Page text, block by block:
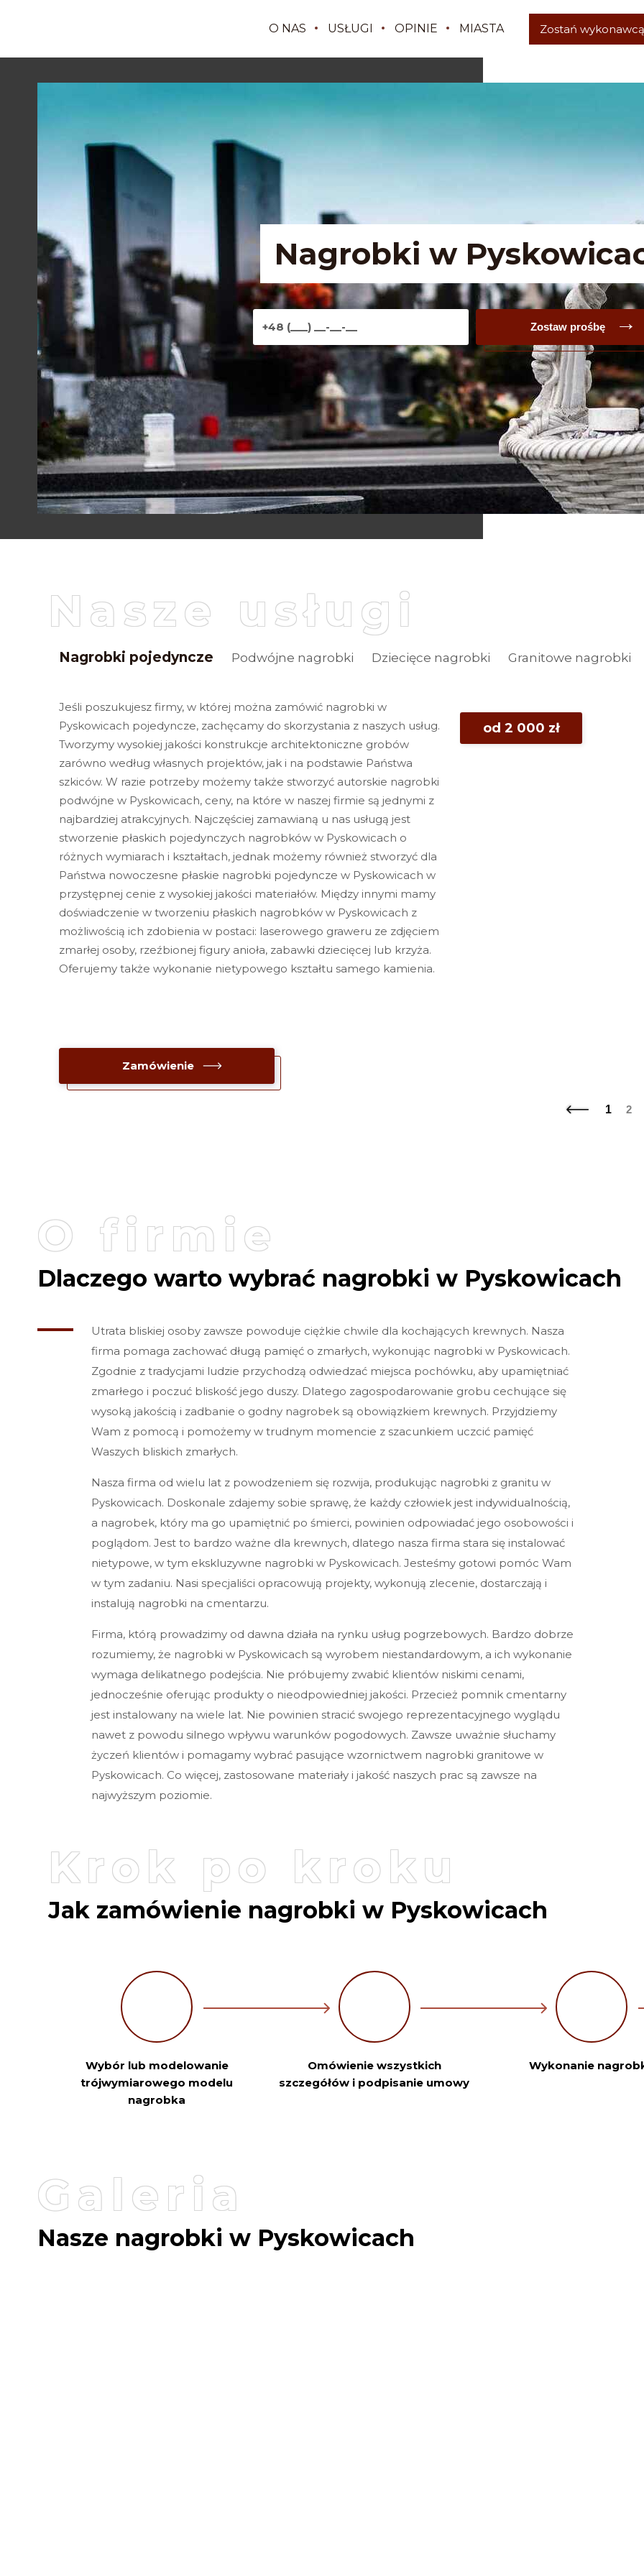
O NAS USŁUGI OPINIE MIASTA Zostań wykonawcą
Nagrobki w
Zostaw prośbę
Nasze usługi
Nagrobki pojedyncze Podwójne nagrobki Dziecięce nagrobki Granitowe nagrobki
Jeśli poszukujesz firmy, w której można zamówić nagrobki w
Pyskowicach pojedyncze, zachęcamy do skorzystania z naszych usług.
Tworzymy wysokiej jakości konstrukcje architektoniczne grobów
zarówno według własnych projektów, jak i na podstawie Państwa
szkiców. W razie potrzeby możemy także stworzyć autorskie nagrobki
podwójne w Pyskowicach, ceny, na które w naszej firmie są jednymi z
najbardziej atrakcyjnych. Najczęściej zamawianą u nas usługą jest
stworzenie płaskich pojedynczych nagrobków w Pyskowicach o
różnych wymiarach i kształtach, jednak możemy również stworzyć dla
Państwa nowoczesne płaskie nagrobki pojedyncze w Pyskowicach w
przystępnej cenie z wysokiej jakości materiałów. Między innymi mamy
doświadczenie w tworzeniu płaskich nagrobków w Pyskowicach z
możliwością ich zdobienia w postaci: laserowego graweru ze zdjęciem
zmarłej osoby, rzeźbionej figury anioła, zabawki dziecięcej lub krzyża.
Oferujemy także wykonanie nietypowego kształtu samego kamienia.
Zamówienie
od 2 000 zł
1 2
O firmie
Dlaczego warto wybrać nagrobki w Pyskowicach
Utrata bliskiej osoby zawsze powoduje ciężkie chwile dla kochających krewnych. Nasza
firma pomaga zachować długą pamięć o zmarłych, wykonując nagrobki w Pyskowicach.
Zgodnie z tradycjami ludzie przychodzą odwiedzać miejsca pochówku, aby upamiętniać
zmarłego i poczuć bliskość jego duszy. Dlatego zagospodarowanie grobu cechujące się
wysoką jakością i zadbanie o godny nagrobek są obowiązkiem krewnych. Przyjdziemy
Wam z pomocą i pomożemy w trudnym momencie z szacunkiem uczcić pamięć
Waszych bliskich zmarłych.
Nasza firma od wielu lat z powodzeniem się rozwija, produkując nagrobki z granitu w
Pyskowicach. Doskonale zdajemy sobie sprawę, że każdy człowiek jest indywidualnością,
a nagrobek, który ma go upamiętnić po śmierci, powinien odpowiadać jego osobowości i
poglądom. Jest to bardzo ważne dla krewnych, dlatego nasza firma stara się instalować
nietypowe, w tym ekskluzywne nagrobki w Pyskowicach. Jesteśmy gotowi pomóc Wam
w tym zadaniu. Nasi specjaliści opracowują projekty, wykonują zlecenie, dostarczają i
instalują nagrobki na cmentarzu.
Firma, którą prowadzimy od dawna działa na rynku usług pogrzebowych. Bardzo dobrze
rozumiemy, że nagrobki w Pyskowicach są wyrobem niestandardowym, a ich wykonanie
wymaga delikatnego podejścia. Nie próbujemy zwabić klientów niskimi cenami,
jednocześnie oferując produkty o nieodpowiedniej jakości. Przecież pomnik cmentarny
jest instalowany na wiele lat. Nie powinien stracić swojego reprezentacyjnego wyglądu
nawet z powodu silnego wpływu warunków pogodowych. Zawsze uważnie słuchamy
życzeń klientów i pomagamy wybrać pasujące wzornictwem nagrobki granitowe w
Pyskowicach. Co więcej, zastosowane materiały i jakość naszych prac są zawsze na
najwyższym poziomie.
Krok po kroku
Jak zamówienie nagrobki w Pyskowicach
Wybór lub modelowanie
trójwymiarowego modelu
nagrobka
Omówienie wszystkich
szczegółów i podpisanie umowy
Wykonanie
Galeria
Nasze nagrobki w Pyskowicach
Twoje imię:
Telefon:
Twoje miasto
Twój e-mail
Klikając przycisk „Prześlij”, akceptuję ogólne warunki. Rozumiem, że moje
dane osobowe będą wykorzystywane zgodnie z polityką prywatności,
polityką plików cookie i podobnymi technologiami.